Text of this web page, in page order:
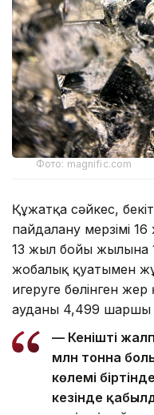
Фото: magnific.com
Құжатқа сәйкес,
пайдалану мерзімі
13 жыл бойы жылына
жобалық қуатымен
игеруге бөлінген
ауданы 4,499
— Кеніштің
млн тонна
көлемі
кезінде